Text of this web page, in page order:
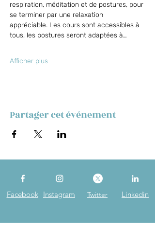
respiration, méditation et de postures, pour
se terminer par une relaxation
appréciable. Les cours sont accessibles à
tous, les postures seront adaptées à…
Afficher plus
Partager cet événement
Instagram
Facebook Linkedin
Twitter